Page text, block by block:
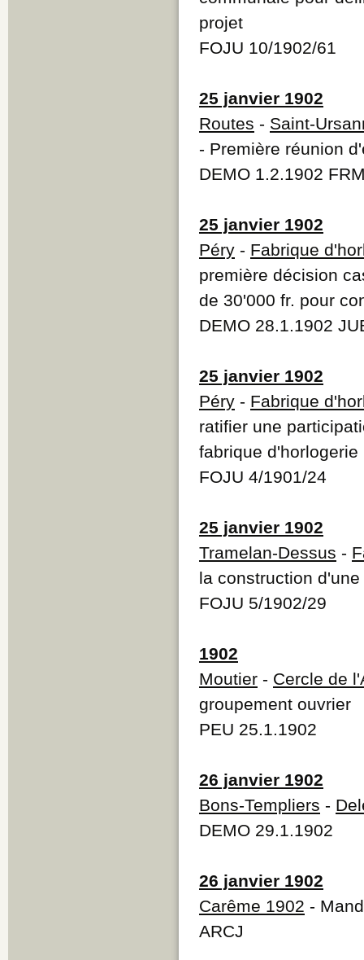
projet
FOJU 10/1902/61
25 janvier 1902
Routes - Saint-
- Première réunion
DEMO 1.2.1902
25 janvier 1902
Péry - Fabrique
première décision
de 30'000 fr. pour
DEMO 28.1.1902
25 janvier 1902
Péry - Fabrique
ratifier une
fabrique d'horlogerie
FOJU 4/1901/24
25 janvier 1902
Tramelan-Dessus -
la construction
FOJU 5/1902/29
1902
Moutier - Cercle de
groupement ouvrier
PEU 25.1.1902
26 janvier 1902
Bons-Templiers -
DEMO 29.1.1902
26 janvier 1902
Carême 1902 -
ARCJ